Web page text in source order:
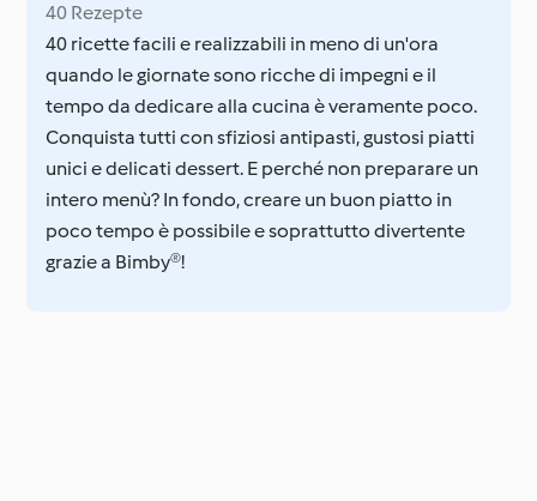
40 Rezepte
40 ricette facili e realizzabili in meno di un'ora
quando le giornate sono ricche di impegni e il
tempo da dedicare alla cucina è veramente poco.
Conquista tutti con sfiziosi antipasti, gustosi piatti
unici e delicati dessert. E perché non preparare un
intero menù? In fondo, creare un buon piatto in
poco tempo è possibile e soprattutto divertente
grazie a Bimby®!